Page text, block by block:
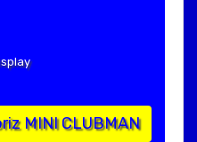
MINI CLUBMAN